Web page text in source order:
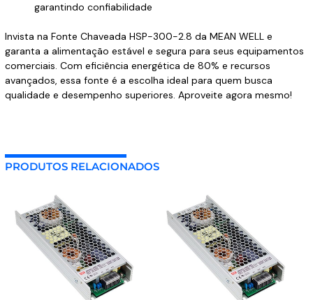
garantindo confiabilidade
Invista na Fonte Chaveada HSP-300-2.8 da MEAN WELL e
garanta a alimentação estável e segura para seus equipamentos
comerciais. Com eficiência energética de 80% e recursos
avançados, essa fonte é a escolha ideal para quem busca
qualidade e desempenho superiores. Aproveite agora mesmo!
PRODUTOS RELACIONADOS